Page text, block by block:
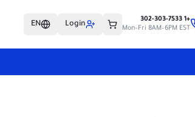
+1 302-303-7533
Mon–Fri 8AM–6PM EST
Login
EN